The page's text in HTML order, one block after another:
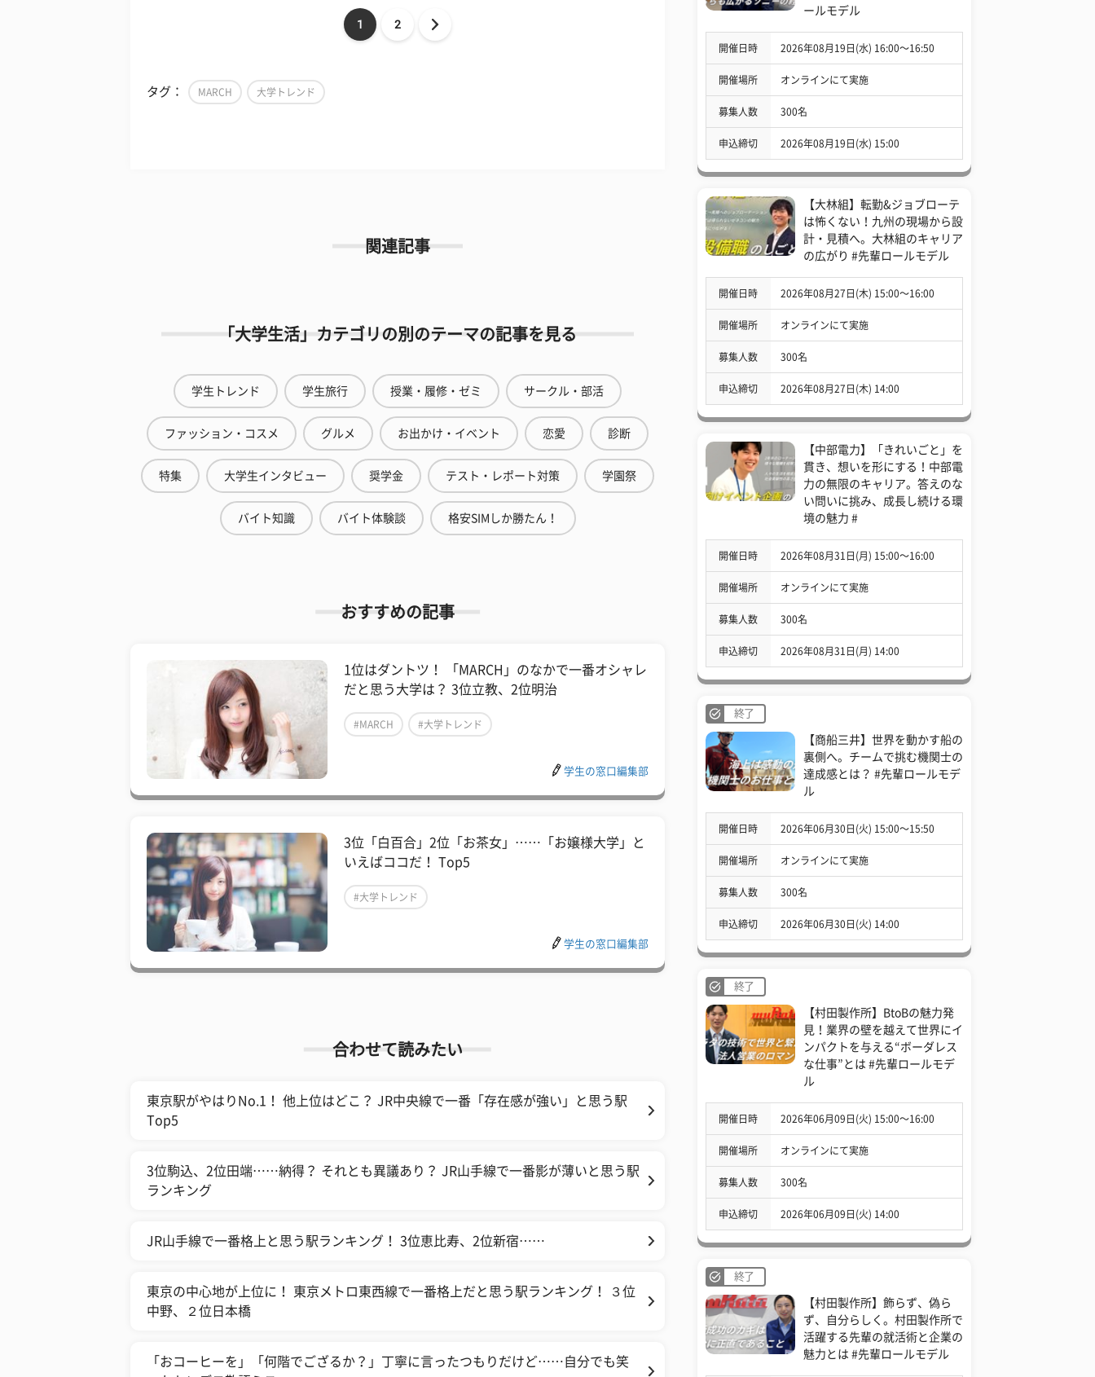
1 2
タグ： MARCH 大学トレンド
関連記事
「大学生活」カテゴリの別のテーマの記事を見る
学生トレンド 学生旅行 授業・履修・ゼミ サークル・部活
ファッション・コスメ グルメ お出かけ・イベント 恋愛 診断
特集 大学生インタビュー 奨学金 テスト・レポート対策 学園祭
バイト知識 バイト体験談 格安SIMしか勝たん！
おすすめの記事
1位はダントツ！ 「MARCH」のなかで一番オシャレ
だと思う大学は？ 3位立教、2位明治
#MARCH #大学トレンド
学生の窓口編集部
3位「白百合」2位「お茶女」……「お嬢様大学」と
いえばココだ！ Top5
#大学トレンド
学生の窓口編集部
合わせて読みたい
東京駅がやはりNo.1！ 他上位はどこ？ JR中央線で一番「存在感が強い」と思う駅
Top5
3位駒込、2位田端……納得？ それとも異議あり？ JR山手線で一番影が薄いと思う駅
ランキング
JR山手線で一番格上と思う駅ランキング！ 3位恵比寿、2位新宿……
東京の中心地が上位に！ 東京メトロ東西線で一番格上だと思う駅ランキング！ ３位
中野、２位日本橋
「おコーヒーを」「何階でござるか？」丁寧に言ったつもりだけど……自分でも笑
ールモデル
開催日時 2026年08月19日(水) 16:00〜16:50
開催場所 オンラインにて実施
募集人数 300名
申込締切 2026年08月19日(水) 15:00
【大林組】転勤&ジョブローテ
は怖くない！九州の現場から設
計・見積へ。大林組のキャリア
の広がり #先輩ロールモデル
開催日時 2026年08月27日(木) 15:00〜16:00
開催場所 オンラインにて実施
募集人数 300名
申込締切 2026年08月27日(木) 14:00
【中部電力】「きれいごと」を
貫き、想いを形にする！中部電
力の無限のキャリア。答えのな
い問いに挑み、成長し続ける環
境の魅力 #
開催日時 2026年08月31日(月) 15:00〜16:00
開催場所 オンラインにて実施
募集人数 300名
申込締切 2026年08月31日(月) 14:00
終了
【商船三井】世界を動かす船の
裏側へ。チームで挑む機関士の
達成感とは？ #先輩ロールモデ
ル
開催日時 2026年06月30日(火) 15:00〜15:50
開催場所 オンラインにて実施
募集人数 300名
申込締切 2026年06月30日(火) 14:00
終了
【村田製作所】BtoBの魅力発
見！業界の壁を越えて世界にイ
ンパクトを与える“ボーダレス
な仕事”とは #先輩ロールモデ
ル
開催日時 2026年06月09日(火) 15:00〜16:00
開催場所 オンラインにて実施
募集人数 300名
申込締切 2026年06月09日(火) 14:00
終了
【村田製作所】飾らず、偽ら
ず、自分らしく。村田製作所で
活躍する先輩の就活術と企業の
魅力とは #先輩ロールモデル